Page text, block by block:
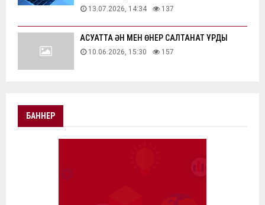
13.07.2026, 14:34 137
АҚСУАТТА ӘН МЕН ӨНЕР САЛТАНАТ ҚҰРДЫ
10.06.2026, 15:30 157
БАННЕР